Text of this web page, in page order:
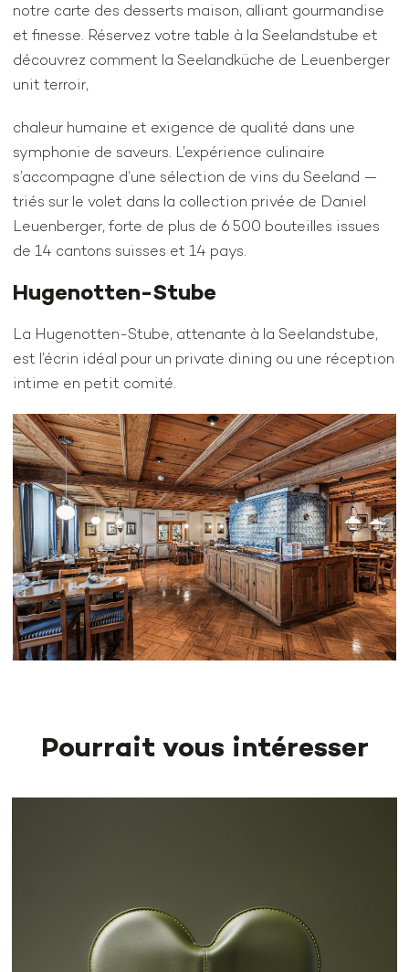
notre carte des desserts maison, alliant gourmandise
et finesse. Réservez votre table à la Seelandstube et
découvrez comment la Seelandküche de Leuenberger
unit terroir,
chaleur humaine et exigence de qualité dans une
symphonie de saveurs. L’expérience culinaire
s’accompagne d’une sélection de vins du Seeland —
triés sur le volet dans la collection privée de Daniel
Leuenberger, forte de plus de 6 500 bouteilles issues
de 14 cantons suisses et 14 pays.
Hugenotten-Stube
La Hugenotten-Stube, attenante à la Seelandstube,
est l’écrin idéal pour un private dining ou une réception
intime en petit comité.
Pourrait vous intéresser